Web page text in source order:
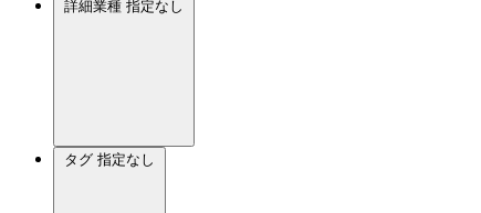
詳細業種 指定なし
タグ 指定なし